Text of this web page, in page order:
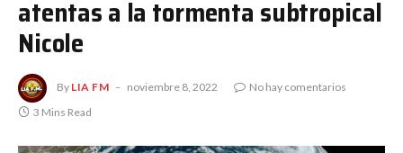
atentas a la tormenta subtropical
Nicole
By LIA FM noviembre 8, 2022
No hay comentarios
3 Mins Read